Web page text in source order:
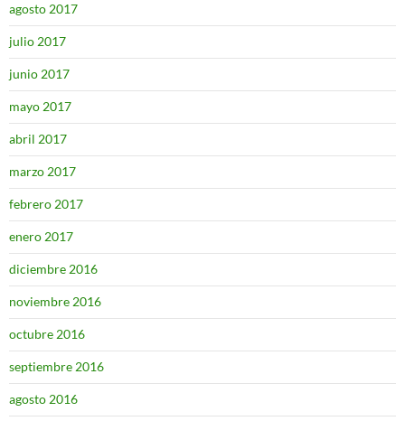
agosto 2017
julio 2017
junio 2017
mayo 2017
abril 2017
marzo 2017
febrero 2017
enero 2017
diciembre 2016
noviembre 2016
octubre 2016
septiembre 2016
agosto 2016